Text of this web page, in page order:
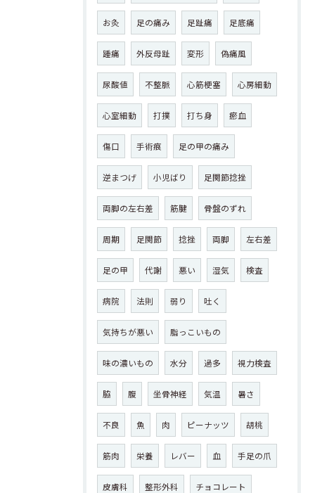
お灸 足の痛み 足趾痛 足底痛
踵痛 外反母趾 変形 偽痛風
尿酸値 不整脈 心筋梗塞 心房細動
心室細動 打撲 打ち身 瘀血
傷口 手術痕 足の甲の痛み
逆まつげ 小児ばり 足関節捻挫
両脚の左右差 筋腱 骨盤のずれ
周期 足関節 捻挫 両脚 左右差
足の甲 代謝 悪い 湿気 検査
病院 法則 弱り 吐く
気持ちが悪い 脂っこいもの
味の濃いもの 水分 過多 視力検査
脇 腹 坐骨神経 気温 暑さ
不良 魚 肉 ピーナッツ 胡桃
筋肉 栄養 レバー 血 手足の爪
皮膚科 整形外科 チョコレート